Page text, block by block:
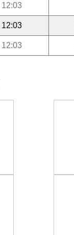
12:03
12:03
12:03